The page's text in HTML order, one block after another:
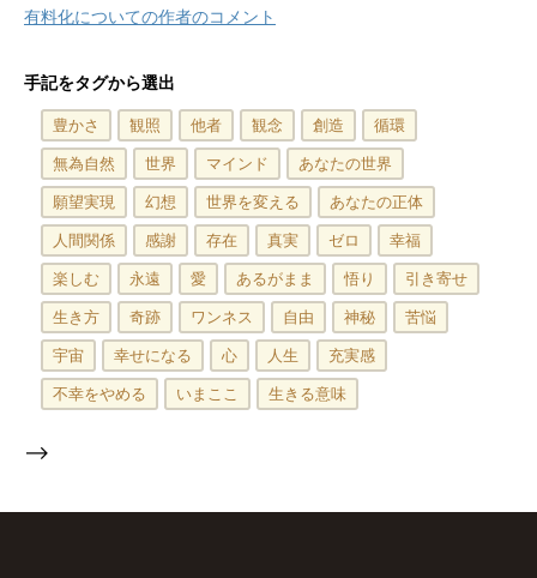
有料化についての作者のコメント
手記をタグから選出
豊かさ 観照 他者 観念 創造
循環
無為自然
世界 マインド
あなたの世界
願望実現
幻想 世界を変える
あなたの正体
人間関係
感謝 存在 真実 ゼロ
幸福
楽しむ
永遠 愛 あるがまま 悟り
引き寄せ
生き方
奇跡 ワンネス 自由 神秘
苦悩
宇宙
幸せになる 心 人生
充実感
不幸をやめる
いまここ 生きる意味
-->